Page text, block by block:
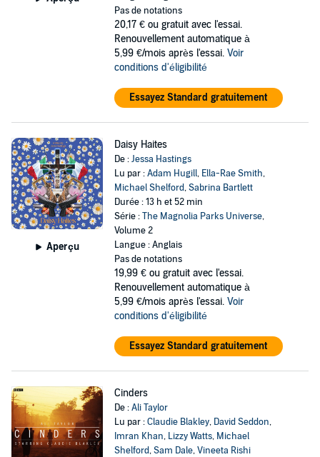
Pas de notations
20,17 € ou gratuit avec l'essai.
Renouvellement automatique à
5,99 €/mois après l'essai. Voir
conditions d'éligibilité
Essayez Standard gratuitement
Aperçu
Daisy Haites
De :Jessa Hastings
Lu par :Adam Hugill, Ella-Rae Smith,
Michael Shelford,Sabrina Bartlett
Durée : 13 h et 52 min
Série :The Magnolia Parks Universe,
Volume 2
Langue : Anglais
Pas de notations
19,99 € ou gratuit avec l'essai.
Renouvellement automatique à
5,99 €/mois après l'essai. Voir
conditions d'éligibilité
Essayez Standard gratuitement
Cinders
De :Ali Taylor
Lu par :Claudie Blakley, David Seddon,
Imran Khan, Lizzy Watts, Michael
Shelford,Sam Dale,Vineeta Rishi